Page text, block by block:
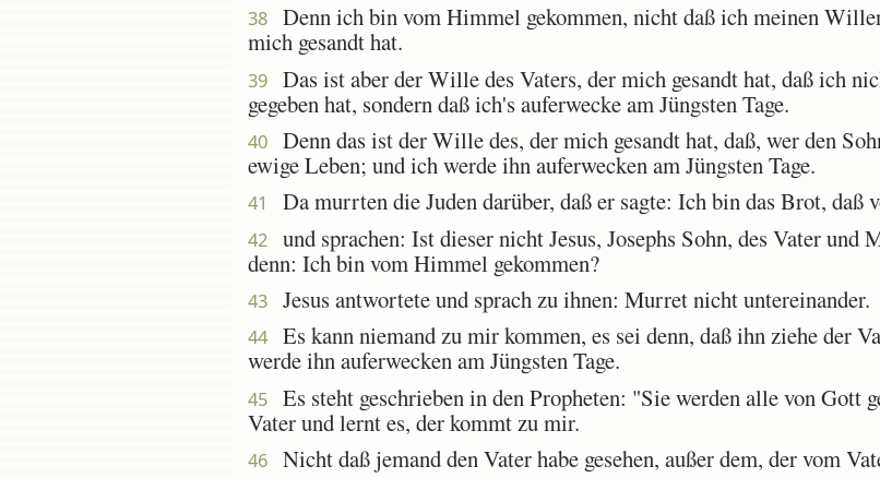
38
Denn ich bin vom Himmel gekommen, nicht daß ich meinen
mich gesandt hat.
39
Das ist aber der Wille des Vaters, der mich gesandt hat, daß ich
gegeben hat, sondern daß ich's auferwecke am Jüngsten Tage.
40
Denn das ist der Wille des, der mich gesandt hat, daß, wer den
ewige Leben; und ich werde ihn auferwecken am Jüngsten Tage.
41 Da murrten die Juden darüber, daß er sagte: Ich bin das Brot, daß
42
und sprachen: Ist dieser nicht Jesus, Josephs Sohn, des Vater
denn: Ich bin vom Himmel gekommen?
43 Jesus antwortete und sprach zu ihnen: Murret nicht untereinander.
44
Es kann niemand zu mir kommen, es sei denn, daß ihn ziehe der
werde ihn auferwecken am Jüngsten Tage.
45
Es steht geschrieben in den Propheten: "Sie werden alle von Gott
Vater und lernt es, der kommt zu mir.
46 Nicht daß jemand den Vater habe gesehen, außer dem, der vom